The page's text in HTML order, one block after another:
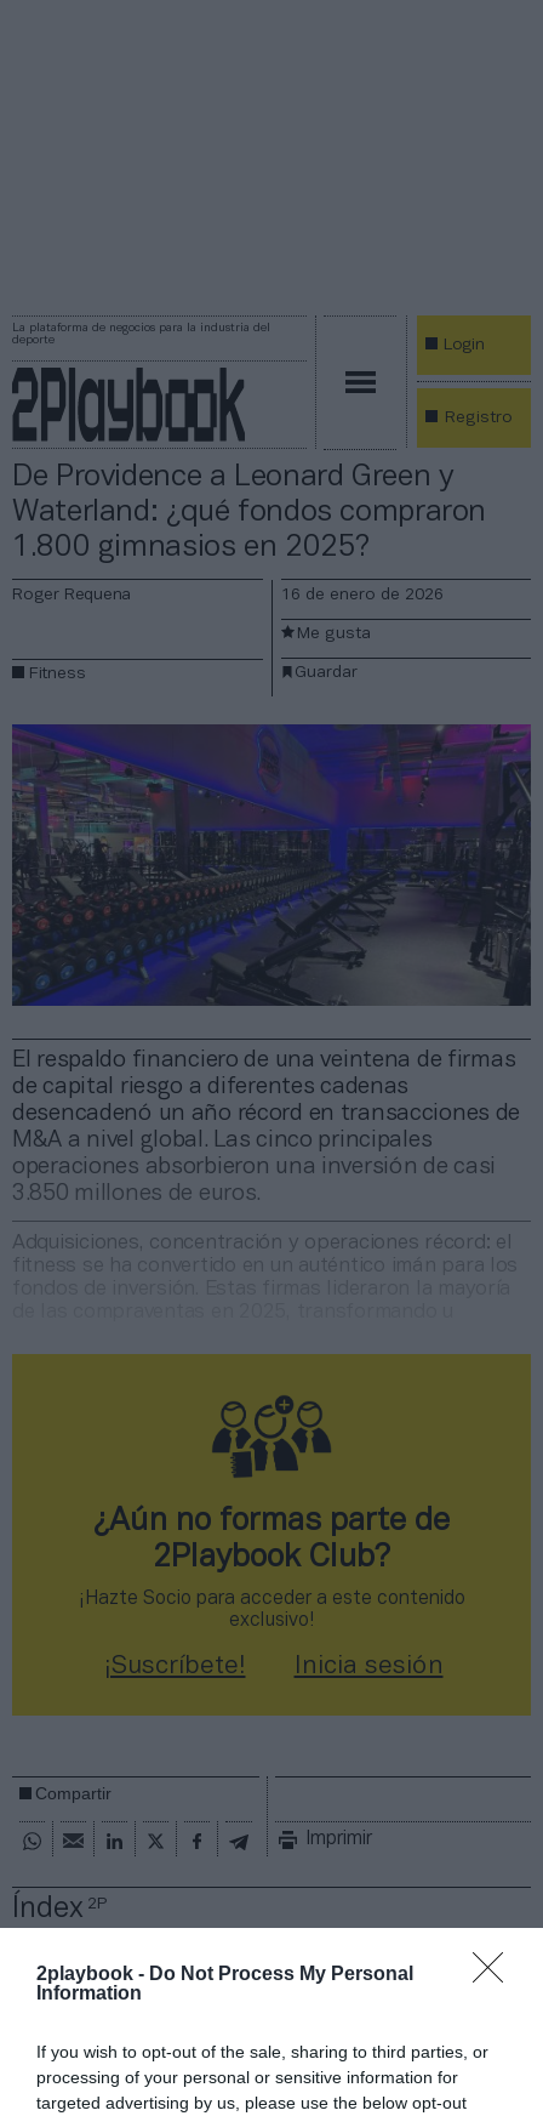
2playbook - Do Not Process My Personal
Information
If you wish to opt-out of the sale, sharing to third parties, or
processing of your personal or sensitive information for
targeted advertising by us, please use the below opt-out
La plataforma de negocios para la industria del
deporte
Login
Registro
Índex2P
Operaciones corporativas
David Lloyd
De Providence a Leonard Green y
Waterland: ¿qué fondos compraron
1.800 gimnasios en 2025?
El respaldo financiero de una veintena de firmas
de capital riesgo a diferentes cadenas
desencadenó un año récord en transacciones de
M&A a nivel global. Las cinco principales
operaciones absorbieron una inversión de casi
3.850 millones de euros.
Roger Requena
Fitness
16 de enero de 2026
Guardar
Me gusta
Adquisiciones, concentración y operaciones récord: el
fitness se ha convertido en un auténtico imán para los
¿Aún no formas parte de
2Playbook Club?
¡Hazte Socio para acceder a este contenido
exclusivo!
¡Suscríbete! Inicia sesión
Compartir
Imprimir